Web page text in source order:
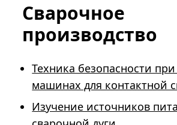
Сварочное
производство
Техника безопасности
машинах для контактной
Изучение источников